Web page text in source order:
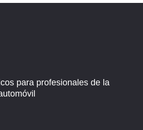
para profesionales de la